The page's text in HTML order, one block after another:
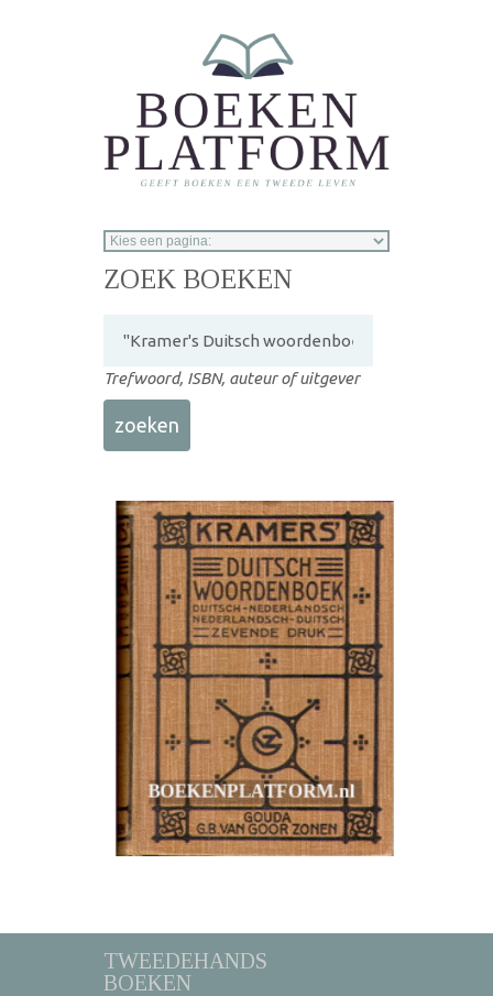
ZOEK BOEKEN
Trefwoord, ISBN, auteur of uitgever
TWEEDEHANDS
BOEKEN